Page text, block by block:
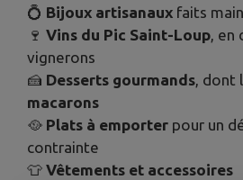
💍 Bijoux artisanaux faits main
🍷 Vins du Pic Saint-Loup, en
vignerons
🍰 Desserts gourmands, dont
macarons
🥘 Plats à emporter pour un
contrainte
👕 Vêtements et accessoires